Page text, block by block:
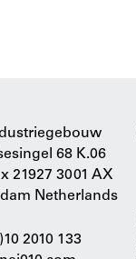
68 K.06
21927 3001 AX
Netherlands
2010 133